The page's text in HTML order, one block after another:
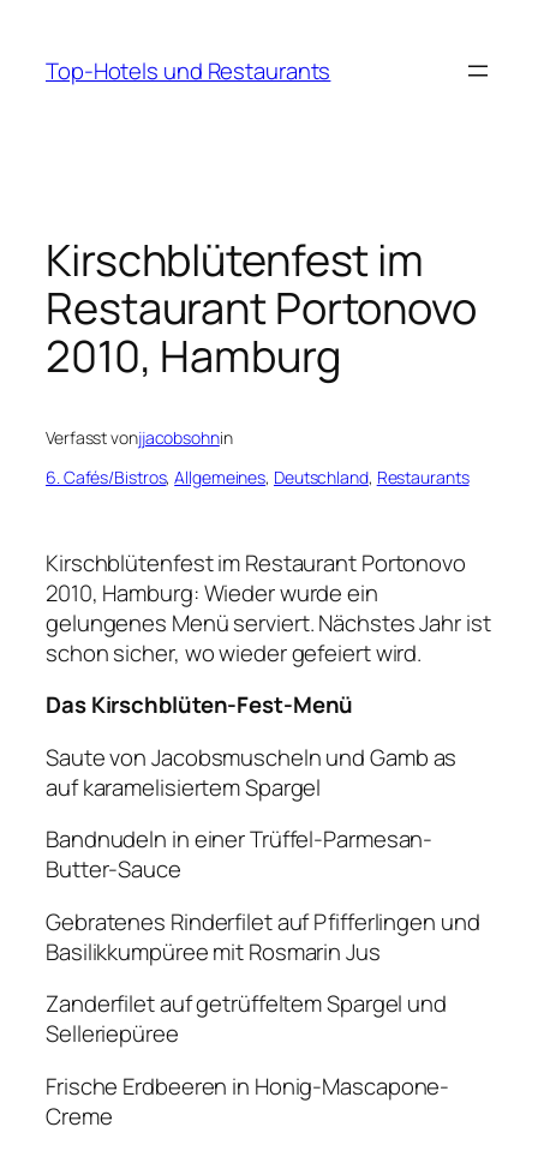
springen
Top-Hotels und Restaurants
Kirschblütenfest im
Restaurant Portonovo
2010, Hamburg
Verfasst vonjjacobsohnin
6. Cafés/Bistros, Allgemeines, Deutschland, Restaurants
Kirschblütenfest im Restaurant Portonovo
2010, Hamburg: Wieder wurde ein
gelungenes Menü serviert. Nächstes Jahr ist
schon sicher, wo wieder gefeiert wird.
Das Kirschblüten-Fest-Menü
Saute von Jacobsmuscheln und Gamb as
auf karamelisiertem Spargel
Bandnudeln in einer Trüffel-Parmesan-
Butter-Sauce
Gebratenes Rinderfilet auf Pfifferlingen und
Basilikkumpüree mit Rosmarin Jus
Zanderfilet auf getrüffeltem Spargel und
Selleriepüree
Frische Erdbeeren in Honig-Mascapone-
Creme